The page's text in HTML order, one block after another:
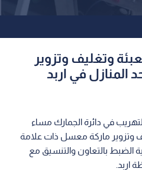
وتغليف وتزوير
المنازل في اربد
في دائرة الجمارك مساء
وتزوير ماركة معسل ذات علامة
بالتعاون والتنسيق مع
اربد.